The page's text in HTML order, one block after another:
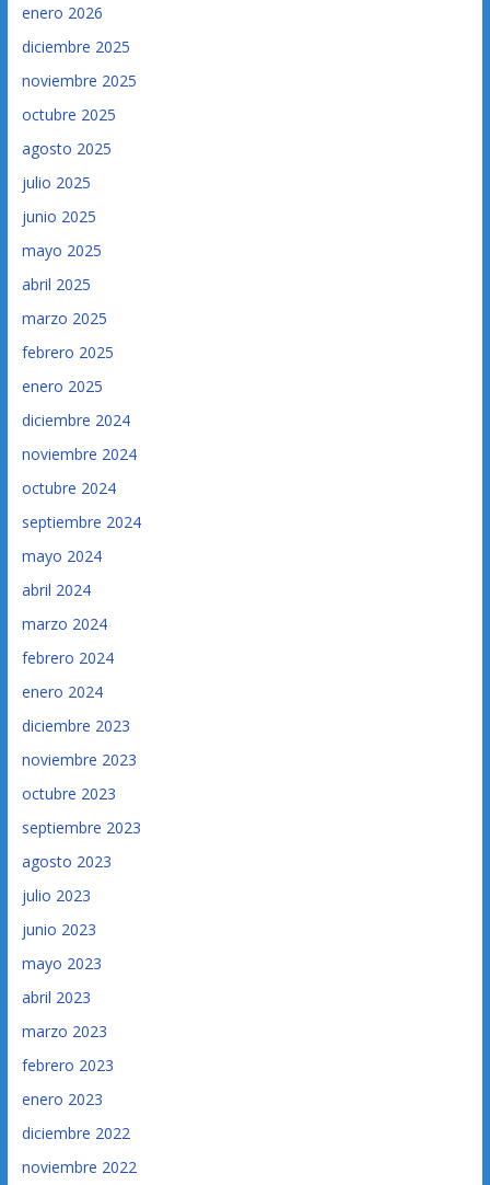
enero 2026
diciembre 2025
noviembre 2025
octubre 2025
agosto 2025
julio 2025
junio 2025
mayo 2025
abril 2025
marzo 2025
febrero 2025
enero 2025
diciembre 2024
noviembre 2024
octubre 2024
septiembre 2024
mayo 2024
abril 2024
marzo 2024
febrero 2024
enero 2024
diciembre 2023
noviembre 2023
octubre 2023
septiembre 2023
agosto 2023
julio 2023
junio 2023
mayo 2023
abril 2023
marzo 2023
febrero 2023
enero 2023
diciembre 2022
noviembre 2022